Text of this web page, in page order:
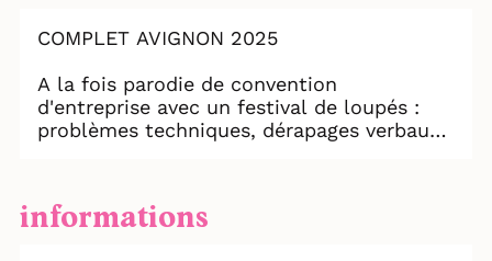
COMPLET AVIGNON 2025
A la fois parodie de convention
d'entreprise avec un festival de loupés :
problèmes techniques, dérapages verbaux,
etc. mais aussi véritable pièce de théâtre,
car les discours se succèdent et créent
informations